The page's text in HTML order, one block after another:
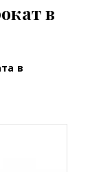
в
в